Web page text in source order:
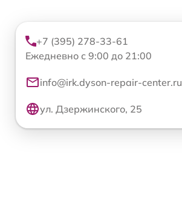
+7 (395) 278-33-61
Ежедневно с 9:00 до 21:00
info@irk.dyson-repair-center.ru
ул. Дзержинского, 25